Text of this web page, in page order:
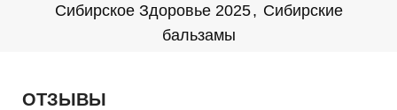
Сибирское Здоровье 2025, Сибирские
бальзамы
ОТЗЫВЫ